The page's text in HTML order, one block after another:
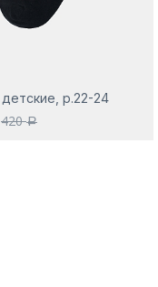
р.22-24
420a